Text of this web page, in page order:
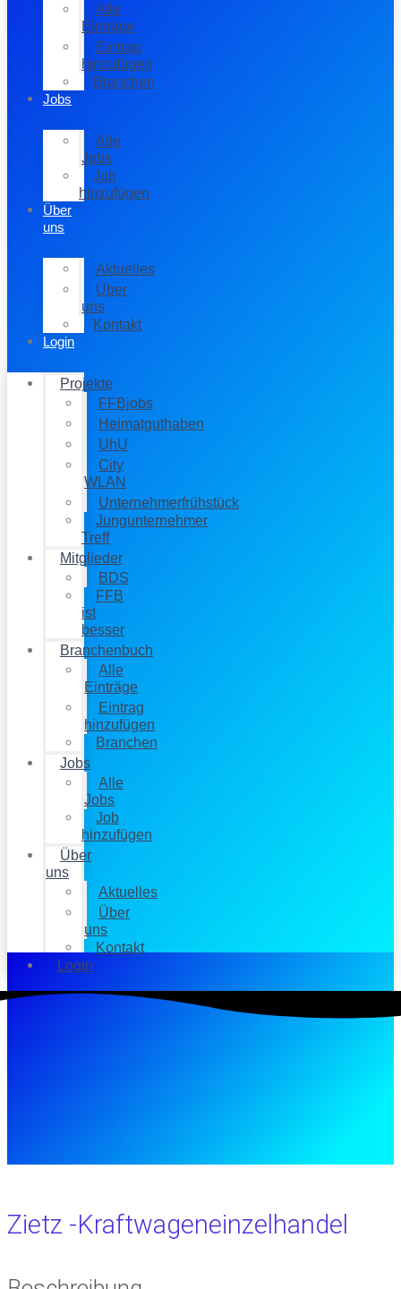
Alle
Einträge
Eintrag
hinzufügen
Branchen
Jobs
Alle
Jobs
Job
hinzufügen
Über
uns
Aktuelles
Über
uns
Kontakt
Login
Projekte
FFBjobs
Heimatguthaben
UhU
City
WLAN
Unternehmerfrühstück
Jungunternehmer
Treff
Mitglieder
BDS
FFB
ist
besser
Branchenbuch
Alle
Einträge
Eintrag
hinzufügen
Branchen
Jobs
Alle
Jobs
Job
hinzufügen
Über
uns
Aktuelles
Über
uns
Kontakt
Login
Zietz -Kraftwageneinzelhandel